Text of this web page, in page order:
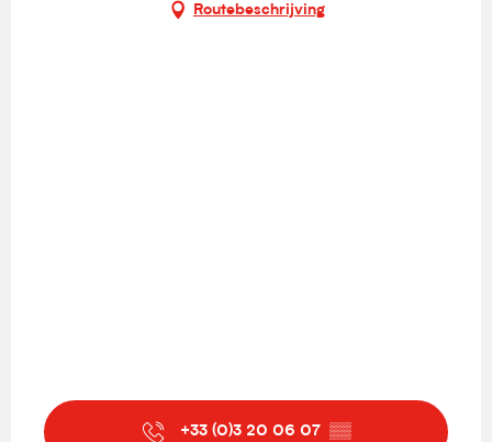
Routebeschrijving
+33 (0)3 20 06 07 ▒▒